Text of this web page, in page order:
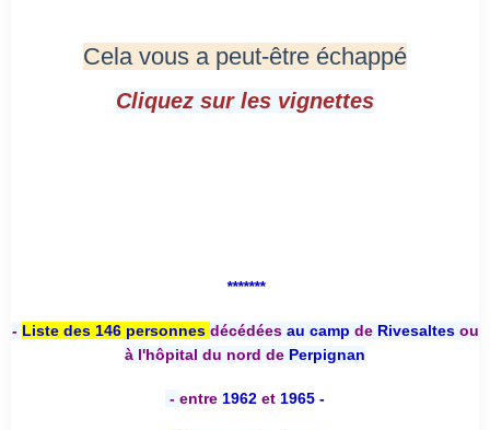
Cela vous a peut-être échappé
Cliquez sur les vignettes
*******
- Liste des 146 personnes décédées au camp deRivesaltesou
à l'hôpital du nord de Perpignan
- entre 1962 et 1965 -